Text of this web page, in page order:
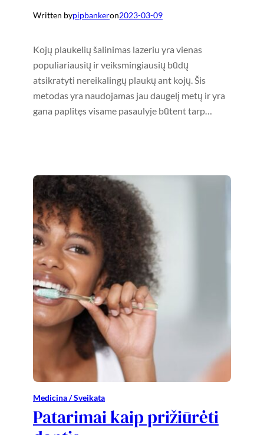
Written bypipbankeron2023-03-09
Kojų plaukelių šalinimas lazeriu yra vienas
populiariausių ir veiksmingiausių būdų
atsikratyti nereikalingų plaukų ant kojų. Šis
metodas yra naudojamas jau daugelį metų ir yra
gana paplitęs visame pasaulyje būtent tarp…
Medicina / Sveikata
Patarimai kaip prižiūrėti